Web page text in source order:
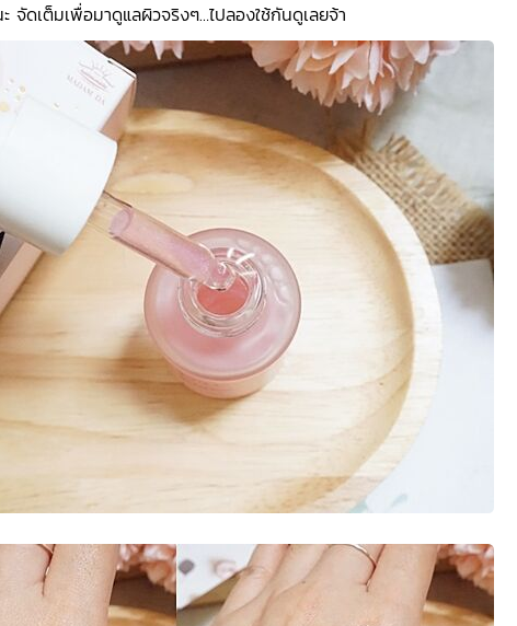
จัดเต็มเพื่อมาดูแลผิวจริงๆ…ไปลองใช้กันดูเลยจ้า